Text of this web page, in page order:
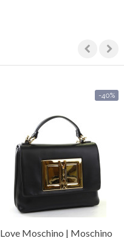
-40%
Love Moschino | Moschino